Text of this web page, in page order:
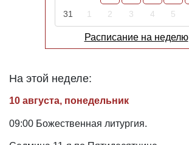
31
1 2 3 4 5
Расписание на неделю
На этой неделе:
10 августа, понедельник
09:00 Божественная литургия.